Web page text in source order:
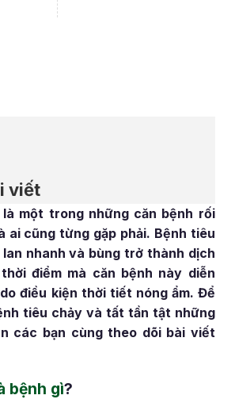
viết
một trong những căn bệnh rối
ai cũng từng gặp phải. Bệnh tiêu
nhanh và bùng trở thành dịch
điểm mà căn bệnh này diễn
điều kiện thời tiết nóng ẩm. Để
tiêu chảy và tất tần tật những
các bạn cùng theo dõi bài viết
bệnh gì?